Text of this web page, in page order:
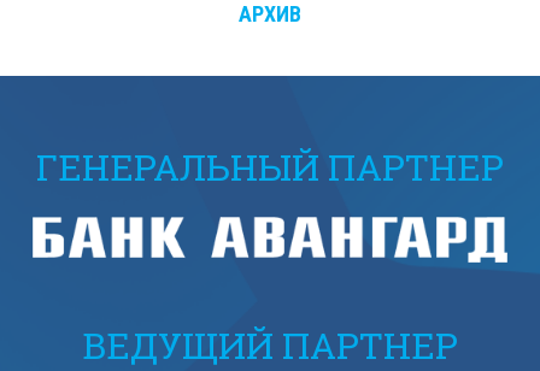
АРХИВ
ГЕНЕРАЛЬНЫЙ ПАРТНЕР
ВЕДУЩИЙ ПАРТНЕР